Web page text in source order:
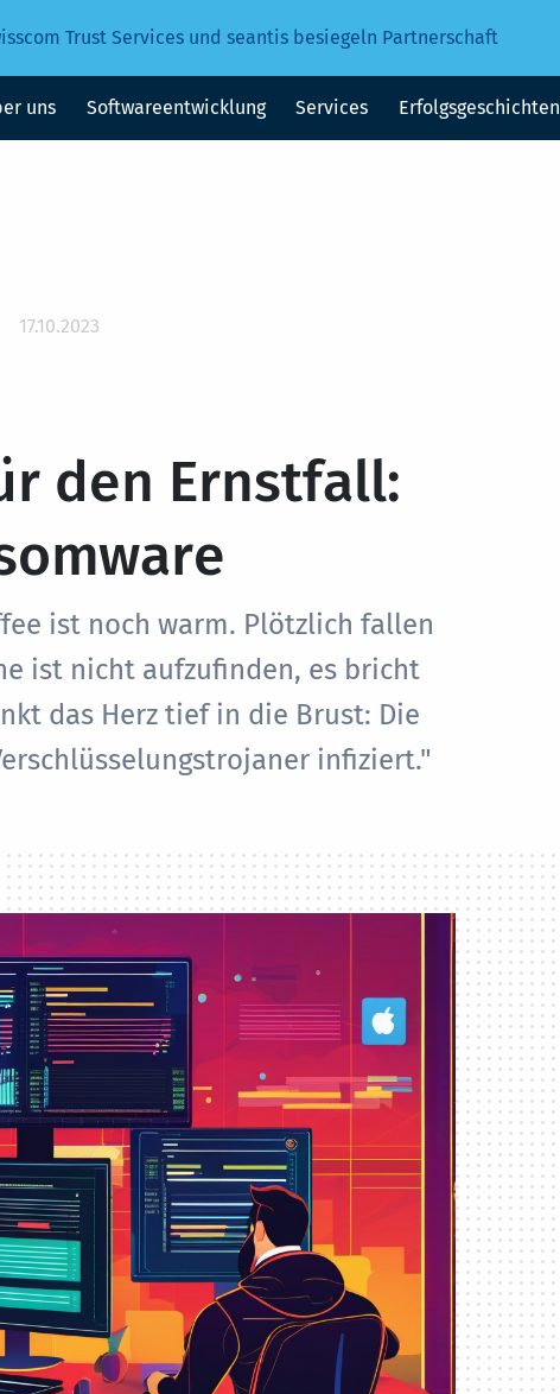
Trust Services und seantis besiegeln Partnerschaft
uns Softwareentwicklung Services Erfolgsgeschichten
17.10.2023
den Ernstfall:
ist noch warm. Plötzlich fallen
ist nicht aufzufinden, es bricht
das Herz tief in die Brust: Die
infiziert."